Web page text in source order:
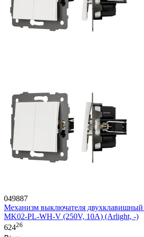
049887
Механизм выключателя
MK02-PL-WH-V (250V, 10A) (Arlight, -)
62426